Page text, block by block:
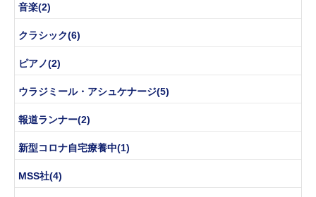
音楽(2)
クラシック(6)
ピアノ(2)
ウラジミール・アシュケナージ(5)
報道ランナー(2)
新型コロナ自宅療養中(1)
MSS社(4)